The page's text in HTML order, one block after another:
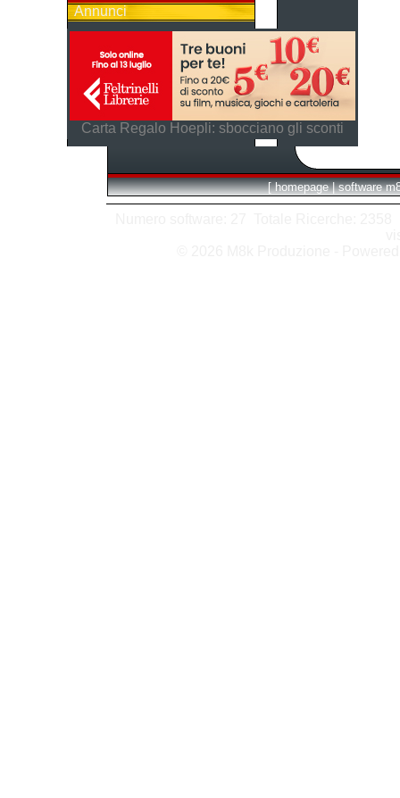
Annunci
Carta Regalo Hoepli: sbocciano gli sconti
[ homepage | software